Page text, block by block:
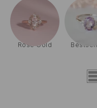
Rose Gold